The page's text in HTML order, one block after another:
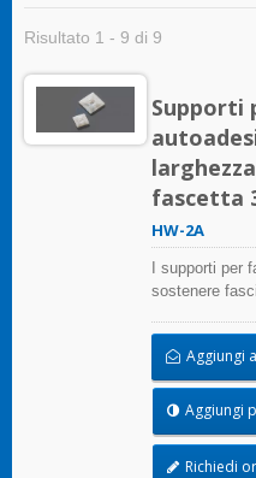
Risultato 1 - 9 di 9
Supporti
fascetta
HW-2A
I supporti per
sostenere
liscia e priva
Aggiungi
Aggiungi
Richiedi